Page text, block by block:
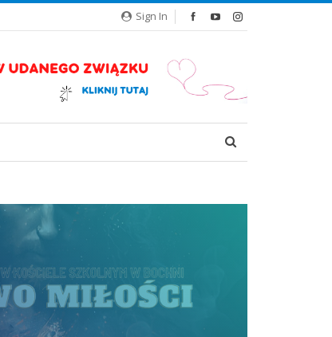
Sign In